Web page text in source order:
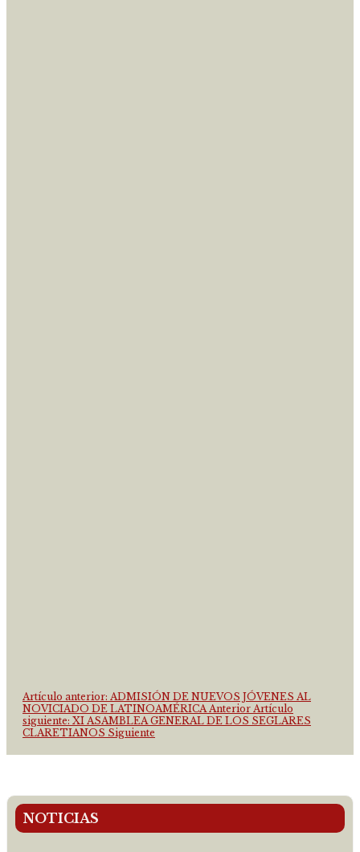
Artículo anterior: ADMISIÓN DE NUEVOS JÓVENES AL
NOVICIADO DE LATINOAMÉRICA Anterior Artículo
siguiente: XI ASAMBLEA GENERAL DE LOS SEGLARES
CLARETIANOS Siguiente
NOTICIAS